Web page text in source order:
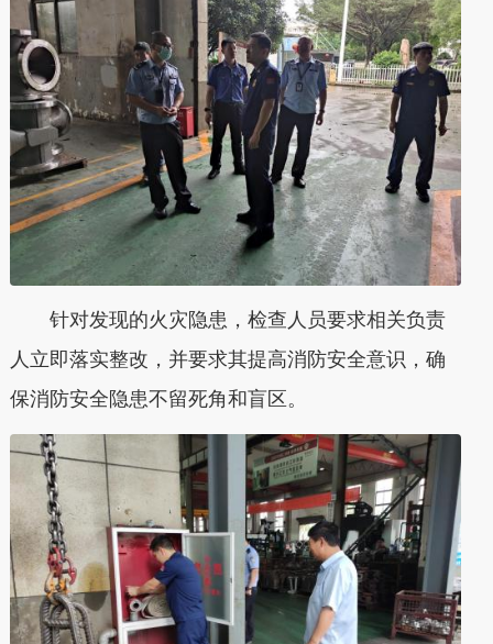
针对发现的火灾隐患，检查人员要求相关负责
人立即落实整改，并要求其提高消防安全意识，确
保消防安全隐患不留死角和盲区。